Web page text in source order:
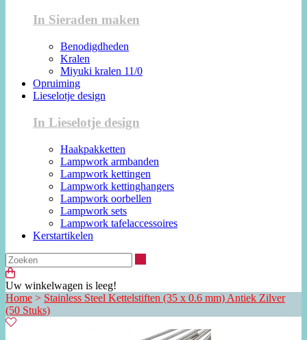
In Sieraden maken
Benodigdheden
Kralen
Miyuki kralen 11/0
Opruiming
Lieselotje design
In Lieselotje design
Haakpakketten
Lampwork armbanden
Lampwork kettingen
Lampwork kettinghangers
Lampwork oorbellen
Lampwork sets
Lampwork tafelaccessoires
Kerstartikelen
Uw winkelwagen is leeg!
Home > Stainless Steel Kettelstiften (35 x 0.6 mm) Antiek Zilver
(50 Stuks)